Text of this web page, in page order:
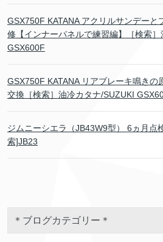
GSX750F KATANA アクリルサンデーと
修【インナーパネルで練習編】［検索
GSX600F
GSX750F KATANA リアブレーキ鳴き
交換［検索］油冷カタナ/SUZUKI
ジムニーシエラ（JB43W9型） 6ヵ月点
索]JB23
＊ブログカテゴリー＊